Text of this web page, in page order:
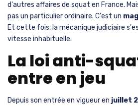
d'autres affaires de squat en France.
pas un particulier ordinaire. C'est un
Et cette fois, la mécanique judiciaire
vitesse inhabituelle.
La loi anti-
entre en jeu
Depuis son entrée en vigueur en juillet